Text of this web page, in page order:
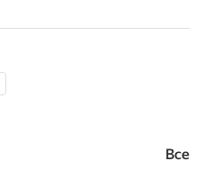
Все